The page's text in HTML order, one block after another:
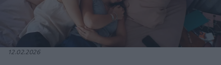
12.02.2026